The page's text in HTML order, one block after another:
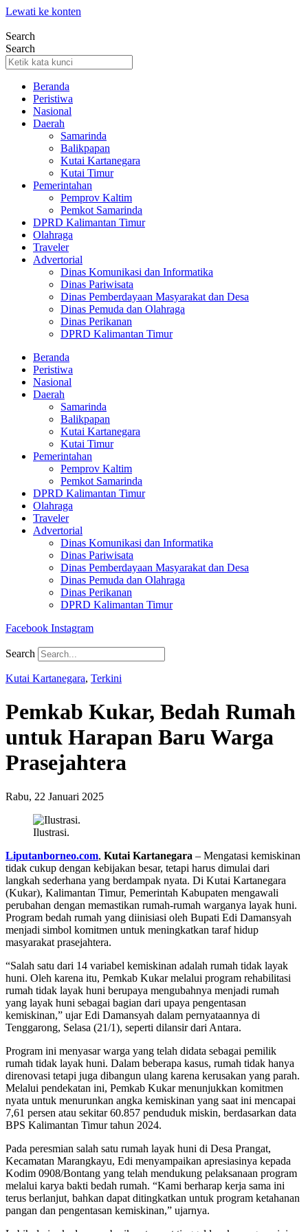
Lewati ke konten
Search
Search
Beranda
Peristiwa
Nasional
Daerah
Samarinda
Balikpapan
Kutai Kartanegara
Kutai Timur
Pemerintahan
Pemprov Kaltim
Pemkot Samarinda
DPRD Kalimantan Timur
Olahraga
Traveler
Advertorial
Dinas Komunikasi dan Informatika
Dinas Pariwisata
Dinas Pemberdayaan Masyarakat dan Desa
Dinas Pemuda dan Olahraga
Dinas Perikanan
DPRD Kalimantan Timur
Beranda
Peristiwa
Nasional
Daerah
Samarinda
Balikpapan
Kutai Kartanegara
Kutai Timur
Pemerintahan
Pemprov Kaltim
Pemkot Samarinda
DPRD Kalimantan Timur
Olahraga
Traveler
Advertorial
Dinas Komunikasi dan Informatika
Dinas Pariwisata
Dinas Pemberdayaan Masyarakat dan Desa
Dinas Pemuda dan Olahraga
Dinas Perikanan
DPRD Kalimantan Timur
Facebook Instagram
Search
Kutai Kartanegara, Terkini
Pemkab Kukar, Bedah Rumah
untuk Harapan Baru Warga
Prasejahtera
Rabu, 22 Januari 2025
Ilustrasi.
Liputanborneo.com, Kutai Kartanegara – Mengatasi kemiskinan
tidak cukup dengan kebijakan besar, tetapi harus dimulai dari
langkah sederhana yang berdampak nyata. Di Kutai Kartanegara
(Kukar), Kalimantan Timur, Pemerintah Kabupaten mengawali
perubahan dengan memastikan rumah-rumah warganya layak huni.
Program bedah rumah yang diinisiasi oleh Bupati Edi Damansyah
menjadi simbol komitmen untuk meningkatkan taraf hidup
masyarakat prasejahtera.
“Salah satu dari 14 variabel kemiskinan adalah rumah tidak layak
huni. Oleh karena itu, Pemkab Kukar melalui program rehabilitasi
rumah tidak layak huni berupaya mengubahnya menjadi rumah
yang layak huni sebagai bagian dari upaya pengentasan
kemiskinan,” ujar Edi Damansyah dalam pernyataannya di
Tenggarong, Selasa (21/1), seperti dilansir dari Antara.
Program ini menyasar warga yang telah didata sebagai pemilik
rumah tidak layak huni. Dalam beberapa kasus, rumah tidak hanya
direnovasi tetapi juga dibangun ulang karena kerusakan yang parah.
Melalui pendekatan ini, Pemkab Kukar menunjukkan komitmen
nyata untuk menurunkan angka kemiskinan yang saat ini mencapai
7,61 persen atau sekitar 60.857 penduduk miskin, berdasarkan data
BPS Kalimantan Timur tahun 2024.
Pada peresmian salah satu rumah layak huni di Desa Prangat,
Kecamatan Marangkayu, Edi menyampaikan apresiasinya kepada
Kodim 0908/Bontang yang telah mendukung pelaksanaan program
melalui karya bakti bedah rumah. “Kami berharap kerja sama ini
terus berlanjut, bahkan dapat ditingkatkan untuk program ketahanan
pangan dan pengentasan kemiskinan,” ujarnya.